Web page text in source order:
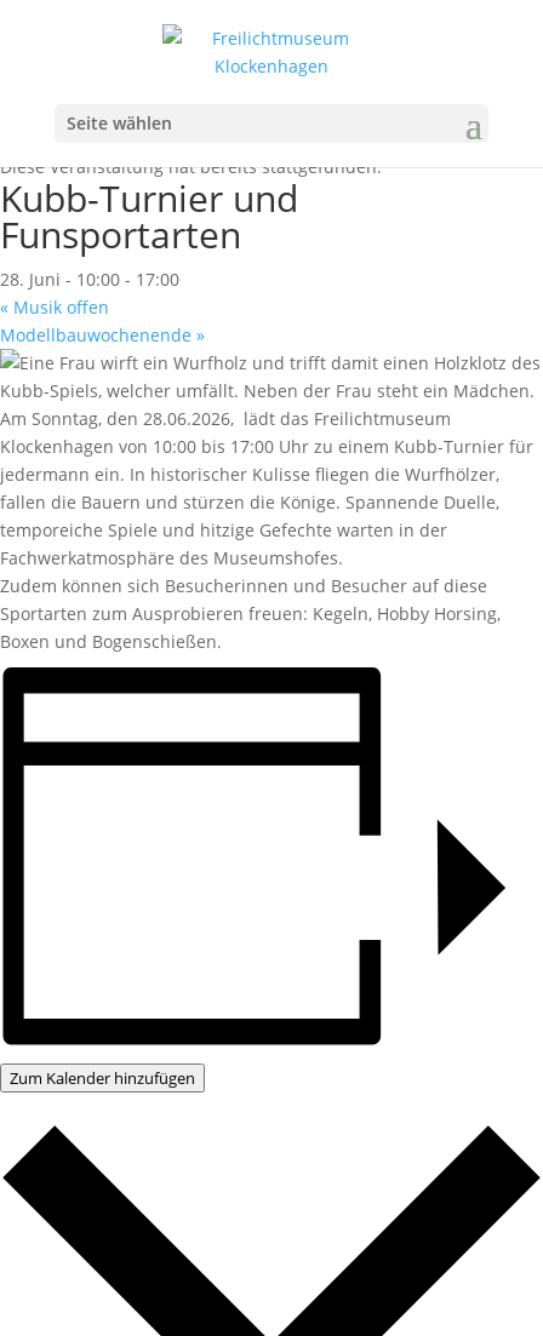
Seite wählen
Diese Veranstaltung hat bereits stattgefunden.
Kubb-Turnier und
Funsportarten
28. Juni - 10:00 - 17:00
« Musik offen
Modellbauwochenende »
Am Sonntag, den 28.06.2026, lädt das Freilichtmuseum
Klockenhagen von 10:00 bis 17:00 Uhr zu einem Kubb-Turnier für
jedermann ein. In historischer Kulisse fliegen die Wurfhölzer,
fallen die Bauern und stürzen die Könige. Spannende Duelle,
temporeiche Spiele und hitzige Gefechte warten in der
Fachwerkatmosphäre des Museumshofes.
Zudem können sich Besucherinnen und Besucher auf diese
Sportarten zum Ausprobieren freuen: Kegeln, Hobby Horsing,
Boxen und Bogenschießen.
Zum Kalender hinzufügen